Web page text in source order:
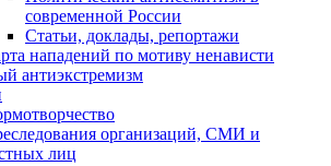
современной России
Статьи, доклады, репортажи
нападений по мотиву ненависти
антиэкстремизм
организаций, СМИ и
лиц